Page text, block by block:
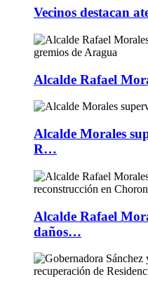
Vecinos destacan
Alcalde Rafael
Alcalde Morales
R…
Alcalde Rafael
daños…